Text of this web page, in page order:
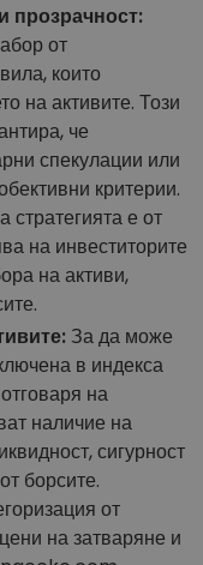
прозрачност:
от
които
на активите. Този
че
спекулации или
критерии.
стратегията е от
на инвеститорите
на активи,
За да може
в индекса
на
наличие на
сигурност
борсите.
от
на затваряне и